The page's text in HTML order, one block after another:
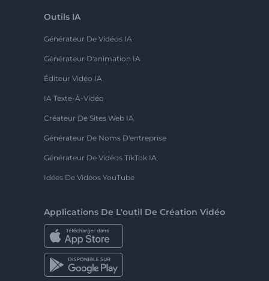
Outils IA
Générateur De Vidéos IA
Générateur D'animation IA
Éditeur Vidéo IA
IA Texte-À-Vidéo
Créateur De Sites Web IA
Générateur De Noms D'entreprise
Générateur De Vidéos TikTok IA
Idées De Vidéos YouTube
Applications De L'outil De Création Vidéo